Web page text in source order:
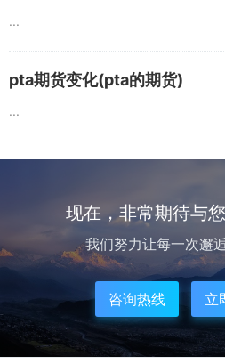
...
pta期货变化(pta的期货)
...
现在，非常期待与
我们努力让每一次邂
咨询热线 立